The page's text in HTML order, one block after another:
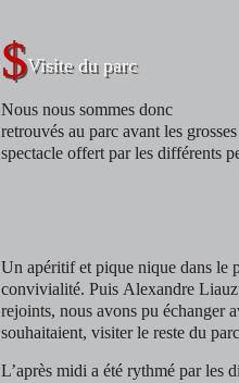
Visite du parc
Nous nous sommes donc
retrouvés au parc avant les
spectacle offert par les différents
Un apéritif et pique nique dans le
convivialité. Puis Alexandre
rejoints, nous avons pu échanger
souhaitaient, visiter le reste du
L’après midi a été rythmé par les